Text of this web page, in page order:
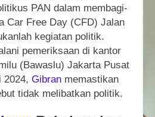
PAN dalam membagi-
Car Free Day (CFD) Jalan
kegiatan politik.
pemeriksaan di kantor
(Bawaslu) Jakarta Pusat
2024, Gibran memastikan
tidak melibatkan politik.